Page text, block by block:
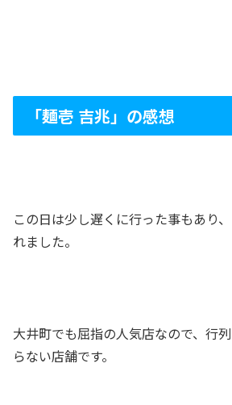
「麺壱 吉兆」の感想
この日は少し遅くに行った事もあり
れました。
大井町でも屈指の人気店なので、行
らない店舗です。